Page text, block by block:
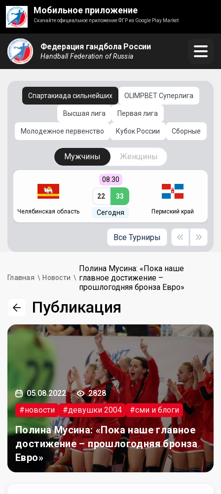
Мобильное приложение
Скачайте официальное приложение ФГР из Google Play Market
Федерация гандбола России
Handball Federation of Russia
Спартакиада сильнейших OLIMPBET Суперлига
Высшая лига Первая лига
Молодежное первенство Кубок России Сборные
Мужчины Женщины
Челябинская область
08:30
22 33
Сегодня Пермский край
Все Турниры
Главная Новости
Полина Мусина: «Пока наше
главное достижение –
прошлогодняя бронза Евро»
Публикация
05.08.2022
2828
#новости
#девушки 2004 #сми и блоги
Полина Мусина: «Пока наше главное
достижение – прошлогодняя бронза
Евро»